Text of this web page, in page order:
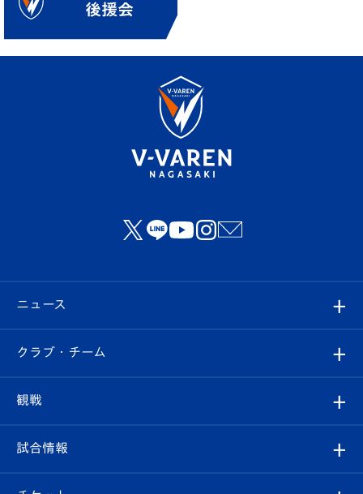
ニュース
すべて
クラブ
試合情報
クラブ・チーム
クラブ概要
観戦
観戦ルール
試合情報